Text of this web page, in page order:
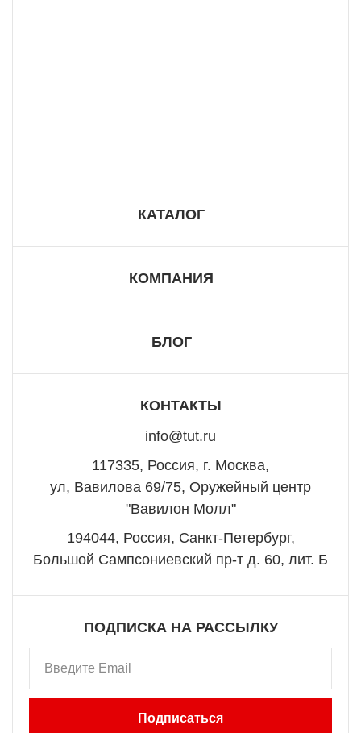
КАТАЛОГ
КОМПАНИЯ
БЛОГ
КОНТАКТЫ
info@tut.ru
117335, Россия, г. Москва,
ул, Вавилова 69/75, Оружейный центр
"Вавилон Молл"
194044, Россия, Санкт-Петербург,
Большой Сампсониевский пр-т д. 60, лит. Б
ПОДПИСКА НА РАССЫЛКУ
Подписаться